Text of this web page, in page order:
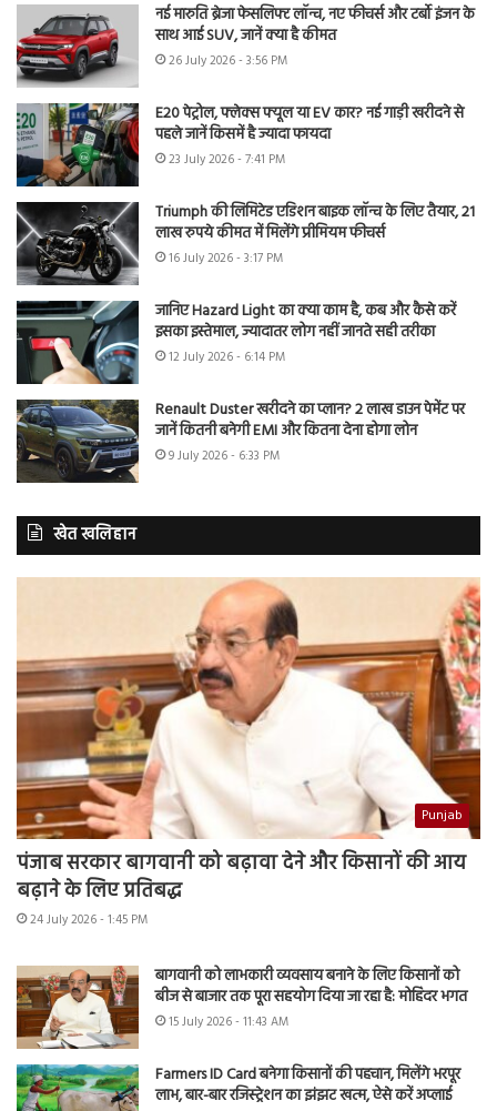
नई मारुति ब्रेजा फेसलिफ्ट लॉन्च, नए फीचर्स और टर्बो इंजन के
साथ आई SUV, जानें क्या है कीमत
26 July 2026 - 3:56 PM
E20 पेट्रोल, फ्लेक्स फ्यूल या EV कार? नई गाड़ी खरीदने से
पहले जानें किसमें है ज्यादा फायदा
23 July 2026 - 7:41 PM
Triumph की लिमिटेड एडिशन बाइक लॉन्च के लिए तैयार, 21
लाख रुपये कीमत में मिलेंगे प्रीमियम फीचर्स
16 July 2026 - 3:17 PM
जानिए Hazard Light का क्या काम है, कब और कैसे करें
इसका इस्तेमाल, ज्यादातर लोग नहीं जानते सही तरीका
12 July 2026 - 6:14 PM
Renault Duster खरीदने का प्लान? 2 लाख डाउन पेमेंट पर
जानें कितनी बनेगी EMI और कितना देना होगा लोन
9 July 2026 - 6:33 PM
खेत खलिहान
Punjab
पंजाब सरकार बागवानी को बढ़ावा देने और किसानों की आय
बढ़ाने के लिए प्रतिबद्ध
24 July 2026 - 1:45 PM
बागवानी को लाभकारी व्यवसाय बनाने के लिए किसानों को
बीज से बाजार तक पूरा सहयोग दिया जा रहा है: मोहिंदर भगत
15 July 2026 - 11:43 AM
Farmers ID Card बनेगा किसानों की पहचान, मिलेंगे भरपूर
लाभ, बार-बार रजिस्ट्रेशन का झंझट खत्म, ऐसे करें अप्लाई